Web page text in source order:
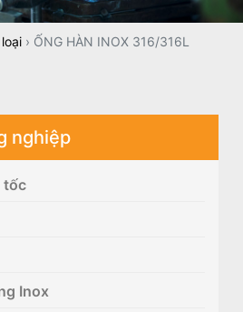
› ỐNG HÀN INOX 316/316L
nghiệp
tốc
Inox